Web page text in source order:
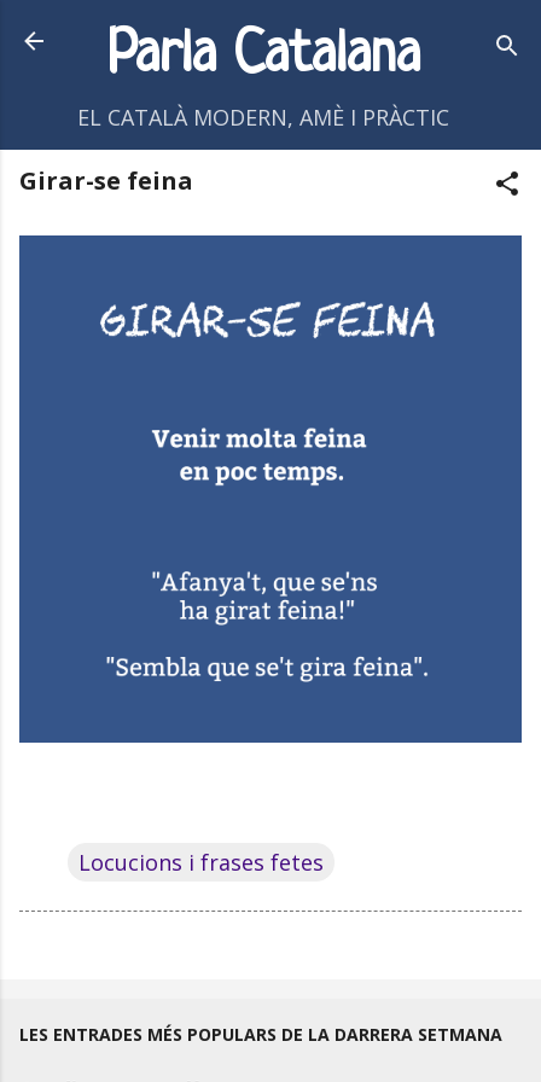
Salta al contingut principal
Parla Catalana
EL CATALÀ MODERN, AMÈ I PRÀCTIC
Girar-se feina
Locucions i frases fetes
LES ENTRADES MÉS POPULARS DE LA DARRERA SETMANA